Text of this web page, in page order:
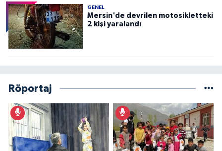
GENEL
Mersin'de devrilen motosikletteki
2 kişi yaralandı
Röportaj